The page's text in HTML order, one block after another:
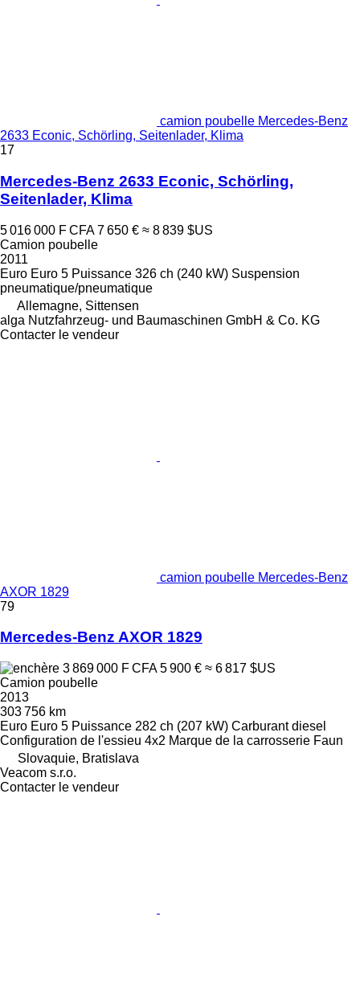
camion poubelle Mercedes-Benz
2633 Econic, Schörling, Seitenlader, Klima
17
Mercedes-Benz 2633 Econic, Schörling,
Seitenlader, Klima
5 016 000 F CFA 7 650 € ≈ 8 839 $US
Camion poubelle
2011
Euro Euro 5 Puissance 326 ch (240 kW) Suspension
pneumatique/pneumatique
Allemagne, Sittensen
alga Nutzfahrzeug- und Baumaschinen GmbH & Co. KG
Contacter le vendeur
camion poubelle Mercedes-Benz
AXOR 1829
79
Mercedes-Benz AXOR 1829
3 869 000 F CFA5 900 € ≈ 6 817 $US
Camion poubelle
2013
303 756 km
Euro Euro 5 Puissance 282 ch (207 kW) Carburant diesel
Configuration de l'essieu 4x2 Marque de la carrosserie Faun
Slovaquie, Bratislava
Veacom s.r.o.
Contacter le vendeur